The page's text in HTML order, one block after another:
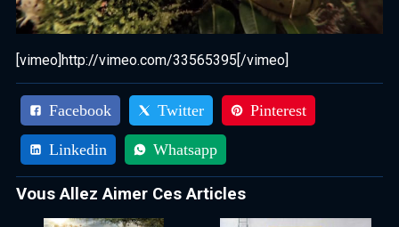
[vimeo]http://vimeo.com/33565395[/vimeo]
Facebook Twitter Pinterest
Linkedin Whatsapp
Vous Allez Aimer Ces Articles